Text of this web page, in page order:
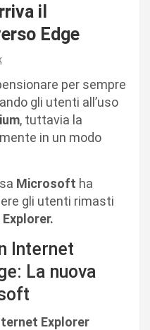
il
Edge
per sempre
gli utenti all’uso
, tuttavia la
in un modo
Microsoft ha
gli utenti rimasti
Internet
La nuova
Explorer